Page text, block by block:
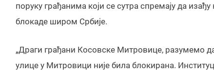
поруку грађанима који се сутра спремају да
блокаде широм Србије.
„Драги грађани Косовске Митровице, разумемо
улице у Митровици није била блокирана.